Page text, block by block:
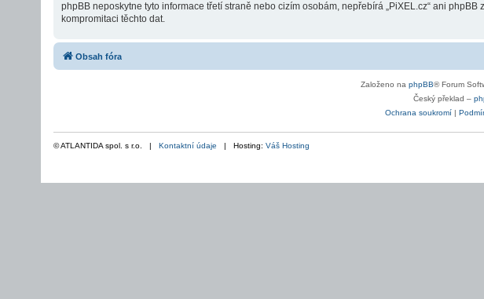
phpBB neposkytne tyto informace třetí straně nebo cizím osobám, nepřebírá „PiXEL.cz“ ani
kompromitaci těchto dat.
Obsah fóra
Založeno na phpBB® Forum
Český překlad –
Ochrana soukromí|
© ATLANTIDA spol. s r.o. | Kontaktní údaje | Hosting: Váš Hosting